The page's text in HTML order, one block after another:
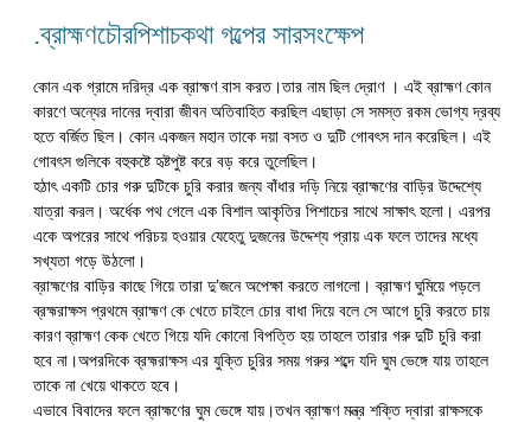
.ব্রাহ্মণচৌরপিশাচকথা গল্পের সারসংক্ষেপ
কোন এক গ্রামে দরিদ্র এক ব্রাহ্মণ বাস করত।তার নাম ছিল দ্রোণ । এই ব্রাহ্মণ কোন
কারণে অন্যের দানের দ্বারা জীবন অতিবাহিত করছিল এছাড়া সে সমস্ত রকম ভোগ্য দ্রব্য
হতে বর্জিত ছিল। কোন একজন মহান তাকে দয়া বসত ও দুটি গোবৎস দান করেছিল। এই
গোবৎস গুলিকে বহুকষ্টে হৃষ্টপুষ্ট করে বড় করে তুলেছিল।
হঠাৎ একটি চোর গরু দুটিকে চুরি করার জন্য বাঁধার দড়ি নিয়ে ব্রাহ্মণের বাড়ির উদ্দেশ্যে
যাত্রা করল। অর্ধেক পথ গেলে এক বিশাল আকৃতির পিশাচের সাথে সাক্ষাৎ হলো। এরপর
একে অপরের সাথে পরিচয় হওয়ার যেহেতু দুজনের উদ্দেশ্য প্রায় এক ফলে তাদের মধ্যে
সখ্যতা গড়ে উঠলো।
ব্রাহ্মণের বাড়ির কাছে গিয়ে তারা দু’জনে অপেক্ষা করতে লাগলো। ব্রাহ্মণ ঘুমিয়ে পড়লে
ব্রহ্মরাক্ষস প্রথমে ব্রাহ্মণ কে খেতে চাইলে চোর বাধা দিয়ে বলে সে আগে চুরি করতে চায়
কারণ ব্রাহ্মণ কেক খেতে গিয়ে যদি কোনো বিপত্তি হয় তাহলে তারার গরু দুটি চুরি করা
হবে না।অপরদিকে ব্রহ্মরাক্ষস এর যুক্তি চুরির সময় গরুর শব্দে যদি ঘুম ভেঙ্গে যায় তাহলে
তাকে না খেয়ে থাকতে হবে।
এভাবে বিবাদের ফলে ব্রাহ্মণের ঘুম ভেঙ্গে যায়।তখন ব্রাহ্মণ মন্ত্র শক্তি দ্বারা রাক্ষসকে